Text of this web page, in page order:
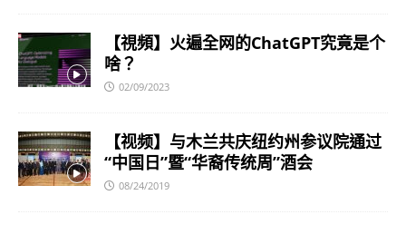
【視頻】火遍全网的ChatGPT究竟是个
啥？
02/09/2023
【视频】与木兰共庆纽约州参议院通过
“中国日”暨“华裔传统周”酒会
08/24/2019